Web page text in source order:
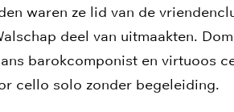
waren ze lid van de
deel van uitmaakten.
barokcomponist en virtuoos
cello solo zonder begeleiding.